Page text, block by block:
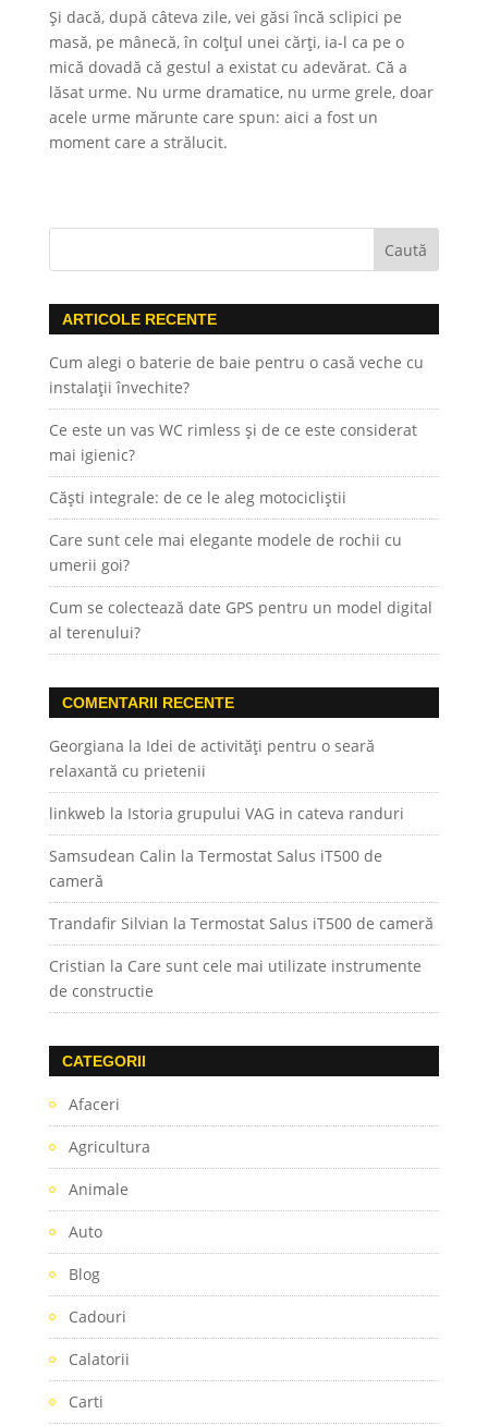
Și dacă, după câteva zile, vei găsi încă sclipici pe
masă, pe mânecă, în colțul unei cărți, ia-l ca pe o
mică dovadă că gestul a existat cu adevărat. Că a
lăsat urme. Nu urme dramatice, nu urme grele, doar
acele urme mărunte care spun: aici a fost un
moment care a strălucit.
ARTICOLE RECENTE
Cum alegi o baterie de baie pentru o casă veche cu
instalații învechite?
Ce este un vas WC rimless și de ce este considerat
mai igienic?
Căști integrale: de ce le aleg motocicliștii
Care sunt cele mai elegante modele de rochii cu
umerii goi?
Cum se colectează date GPS pentru un model digital
al terenului?
COMENTARII RECENTE
Georgiana la Idei de activități pentru o seară
relaxantă cu prietenii
linkweb la Istoria grupului VAG in cateva randuri
Samsudean Calin la Termostat Salus iT500 de
cameră
Trandafir Silvian la Termostat Salus iT500 de cameră
Cristian la Care sunt cele mai utilizate instrumente
de constructie
CATEGORII
Afaceri
Agricultura
Animale
Auto
Blog
Cadouri
Calatorii
Carti